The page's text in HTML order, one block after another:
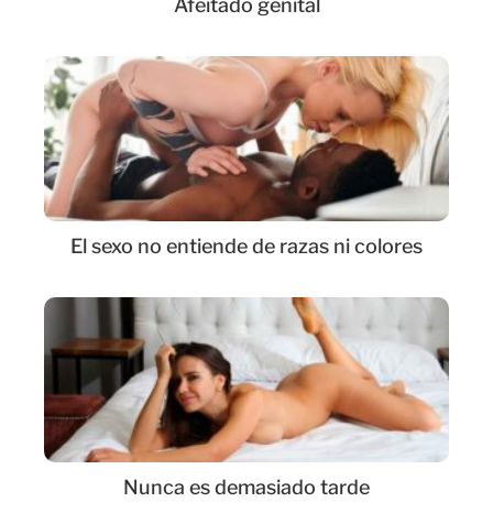
Afeitado genital
El sexo no entiende de razas ni colores
Nunca es demasiado tarde